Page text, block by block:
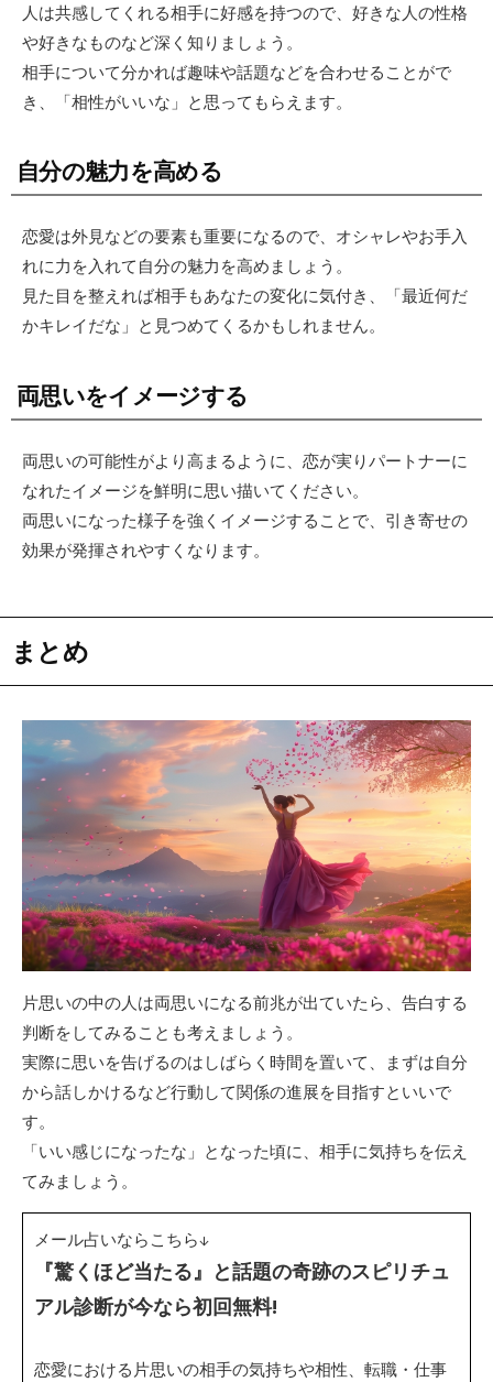
人は共感してくれる相手に好感を持つので、好きな人の性格
や好きなものなど深く知りましょう。
相手について分かれば趣味や話題などを合わせることがで
き、「相性がいいな」と思ってもらえます。
自分の魅力を高める
恋愛は外見などの要素も重要になるので、オシャレやお手入
れに力を入れて自分の魅力を高めましょう。
見た目を整えれば相手もあなたの変化に気付き、「最近何だ
かキレイだな」と見つめてくるかもしれません。
両思いをイメージする
両思いの可能性がより高まるように、恋が実りパートナーに
なれたイメージを鮮明に思い描いてください。
両思いになった様子を強くイメージすることで、引き寄せの
効果が発揮されやすくなります。
まとめ
片思いの中の人は両思いになる前兆が出ていたら、告白する
判断をしてみることも考えましょう。
実際に思いを告げるのはしばらく時間を置いて、まずは自分
から話しかけるなど行動して関係の進展を目指すといいで
す。
「いい感じになったな」となった頃に、相手に気持ちを伝え
てみましょう。
メール占いならこちら↓
『驚くほど当たる』と話題の奇跡のスピリチュ
アル診断が今なら初回無料!
恋愛における片思いの相手の気持ちや相性、転職・仕事